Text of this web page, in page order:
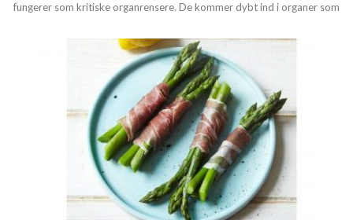
fungerer som kritiske organrensere. De kommer dybt ind i organer som